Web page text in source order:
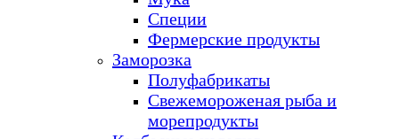
Специи
Фермерские продукты
Заморозка
Полуфабрикаты
Свежемороженая рыба и
морепродукты